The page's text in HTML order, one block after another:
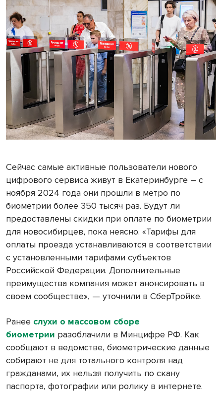
Сейчас самые активные пользователи нового
цифрового сервиса живут в Екатеринбурге – с
ноября 2024 года они прошли в метро по
биометрии более 350 тысяч раз. Будут ли
предоставлены скидки при оплате по биометрии
для новосибирцев, пока неясно. «Тарифы для
оплаты проезда устанавливаются в соответствии
с установленными тарифами субъектов
Российской Федерации. Дополнительные
преимущества компания может анонсировать в
своем сообществе», — уточнили в СберТройке.
Ранее слухи о массовом сборе
биометрии разоблачили в Минцифре РФ. Как
сообщают в ведомстве, биометрические данные
собирают не для тотального контроля над
гражданами, их нельзя получить по скану
паспорта, фотографии или ролику в интернете.